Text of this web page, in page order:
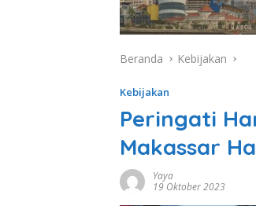
Beranda Kebijakan
Kebijakan
Peringati
Makassar
Yaya
19 Oktober 2023